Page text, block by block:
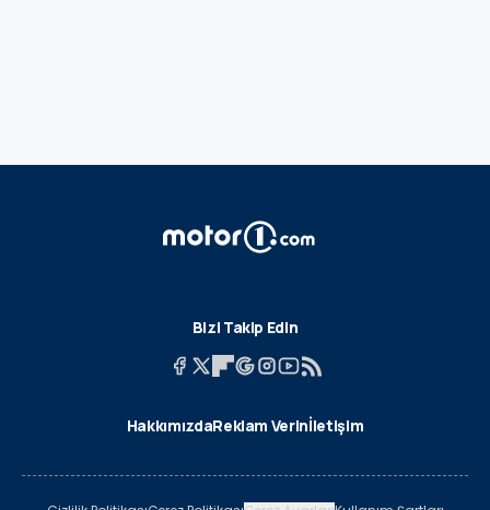
Bizi Takip Edin
HakkımızdaReklam Verinİletişim